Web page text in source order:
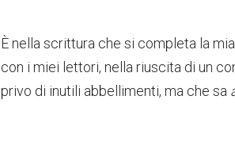
È nella scrittura che si completa la
con i miei lettori, nella riuscita di un
privo di inutili abbellimenti, ma che sa